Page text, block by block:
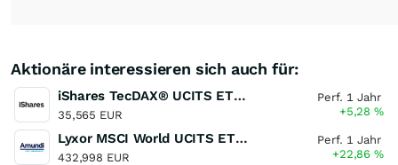
Aktionäre interessieren sich auch für:
iShares TecDAX® UCITS ETF (DE)
35,565 EUR
Perf. 1 Jahr
+5,28%
Lyxor MSCI World UCITS ETF - Dist
432,998 EUR
Perf. 1 Jahr
+22,86%